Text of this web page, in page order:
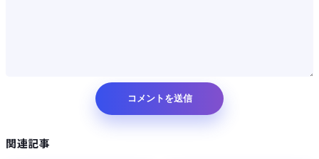
関連記事